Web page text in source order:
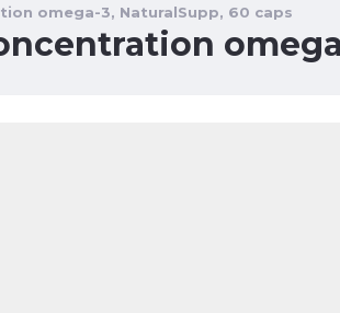
omega-3, NaturalSupp, 60 caps